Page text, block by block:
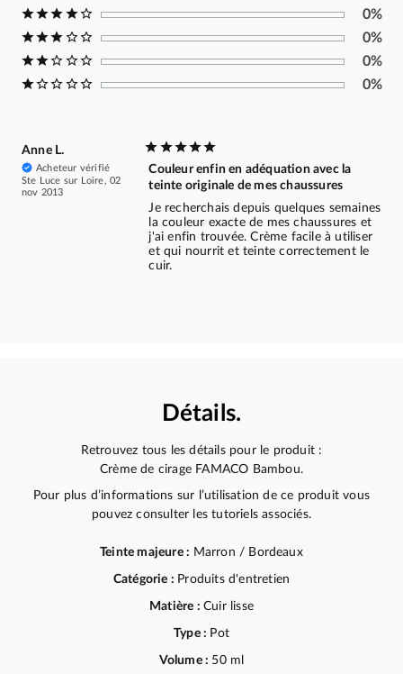
0%
0%
0%
0%
Anne L.
Acheteur vérifié
Ste Luce sur Loire, 02
nov 2013
Couleur enfin en adéquation avec la
teinte originale de mes chaussures
Je recherchais depuis quelques semaines
la couleur exacte de mes chaussures et
j'ai enfin trouvée. Crème facile à utiliser
et qui nourrit et teinte correctement le
cuir.
Détails.
Retrouvez tous les détails pour le produit :
Crème de cirage FAMACO Bambou.
Pour plus d’informations sur l’utilisation de ce produit vous
pouvez consulter les tutoriels associés.
Teinte majeure : Marron / Bordeaux
Catégorie : Produits d'entretien
Matière : Cuir lisse
Type : Pot
Volume : 50 ml